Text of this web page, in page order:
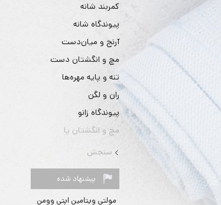
کمربند شانه
پیوندگاه شانه
آرنج و میان‌دست
مچ و انگشتان دست
تنه و پایه مهره‌ها
ران و لگن
پیوندگاه زانو
مچ و انگشتان پا
سنجش
پیشنهاد شده
مولتی ویتامین اپتی وومن